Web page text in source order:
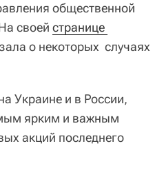
общественной
своей странице
о некоторых случаях
Украине и в России,
ярким и важным
акций последнего